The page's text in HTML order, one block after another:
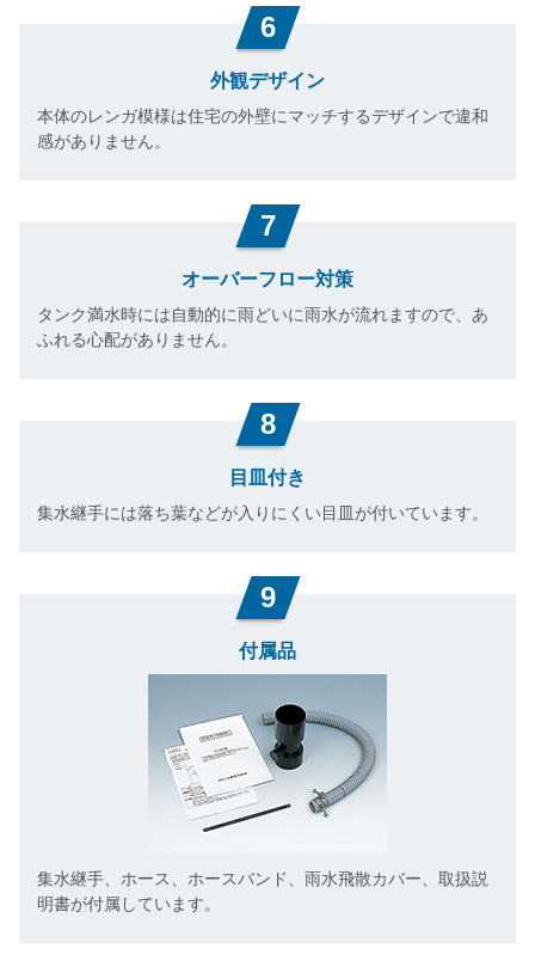
6
外観デザイン
本体のレンガ模様は住宅の外壁にマッチするデザインで違和
感がありません。
7
オーバーフロー対策
タンク満水時には自動的に雨どいに雨水が流れますので、あ
ふれる心配がありません。
8
目皿付き
集水継手には落ち葉などが入りにくい目皿が付いています。
9
付属品
集水継手、ホース、ホースバンド、雨水飛散カバー、取扱説
明書が付属しています。